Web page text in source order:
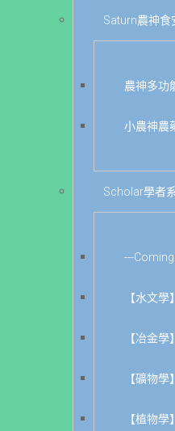
Saturn農神食
農神多功
小農神農
Scholar學者
---
【水文
【冶金
【礦物
【植物